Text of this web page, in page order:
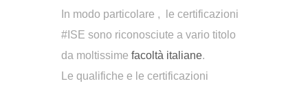
In modo particolare , le certificazioni
#ISE sono riconosciute a vario titolo
da moltissime facoltà italiane.
Le qualifiche e le certificazioni